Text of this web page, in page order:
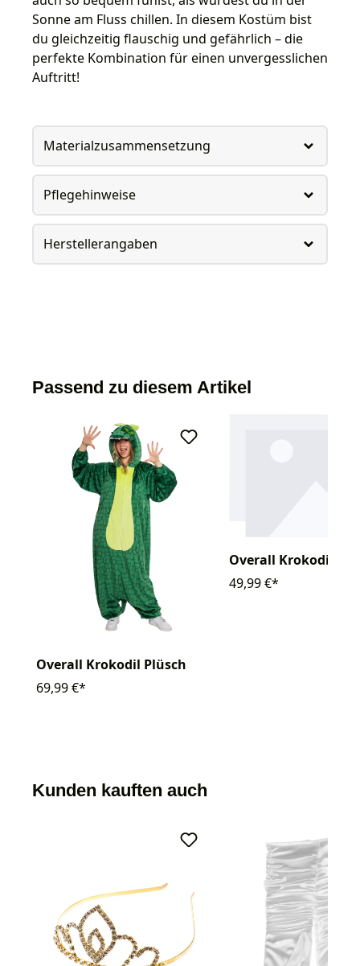
Sonne am Fluss chillen. In diesem Kostüm bist
du gleichzeitig flauschig und gefährlich – die
perfekte Kombination für einen unvergesslichen
Auftritt!
Materialzusammensetzung
Pflegehinweise
Herstellerangaben
Passend zu diesem Artikel
Overall Krokodil Plüsch
69,99 €*
Overall Krokodil
49,99 €*
Kunden kauften auch